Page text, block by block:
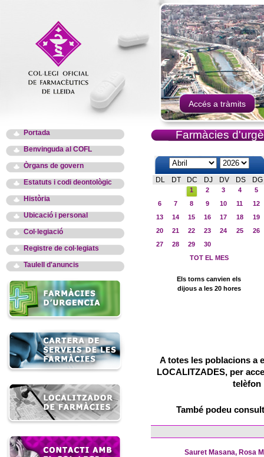
Accés a tràmits
Portada
Benvinguda al COFL
Òrgans de govern
Estatuts i codi deontològic
Història
Ubicació i personal
Col·legiació
Registre de col·legiats
Taulell d'anuncis
Farmàcies
DL DT DC DJ DV DS DG
1 2 3 4
5
6
7 8 9 10 11
12
13
14 15 16 17 18
19
20
21 22 23 24 25
26
27
28 29
30
TOT EL MES
Els torns canvien els
dijous a les 20 hores
A totes les poblacions a
LOCALITZADES, per
telèfon
També podeu
Sauret Masana, Rosa